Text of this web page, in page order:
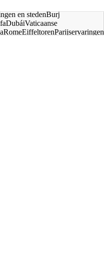
en stedenBurj
DubáiVaticaanse
RomeEiffeltorenParijservaringen